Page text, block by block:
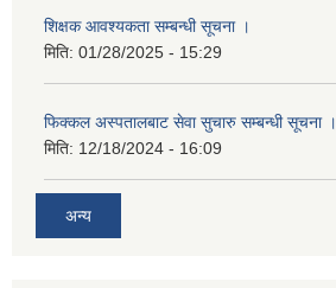
शिक्षक आवश्यकता सम्बन्धी सूचना ।
मिति: 01/28/2025 - 15:29
फिक्कल अस्पतालबाट सेवा सुचारु सम्बन्धी सूचना ।
मिति: 12/18/2024 - 16:09
अन्य